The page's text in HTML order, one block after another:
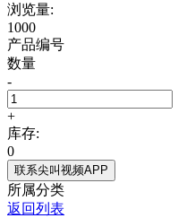
浏览量:
1000
产品编号
数量
-
+
库存:
0
联系尖叫视频APP
所属分类
返回列表